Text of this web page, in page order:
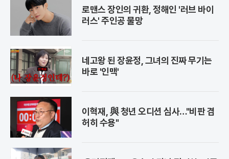
로맨스 장인의 귀환, 정해인 '러브 바이
러스' 주인공 물망
네고왕 된 장윤정, 그녀의 진짜 무기는
바로 '인맥'
이혁재, 與 청년 오디션 심사…"비판 겸
허히 수용"